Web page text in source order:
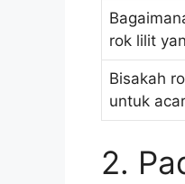
rok lilit
Bisakah
untuk
2.